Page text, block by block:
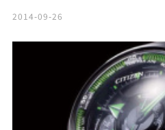
2014-09-26